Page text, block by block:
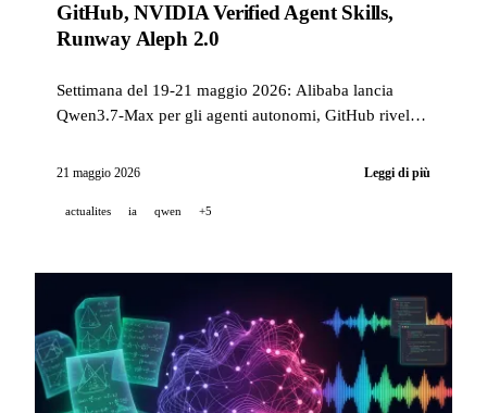
GitHub, NVIDIA Verified Agent Skills,
Runway Aleph 2.0
Settimana del 19-21 maggio 2026: Alibaba lancia
Qwen3.7-Max per gli agenti autonomi, GitHub rivela
malevola, NVIDIA pubblica uno standard di
Aleph 2.0 con Edit Studio.
21 maggio 2026 Leggi di più
actualites ia qwen +5